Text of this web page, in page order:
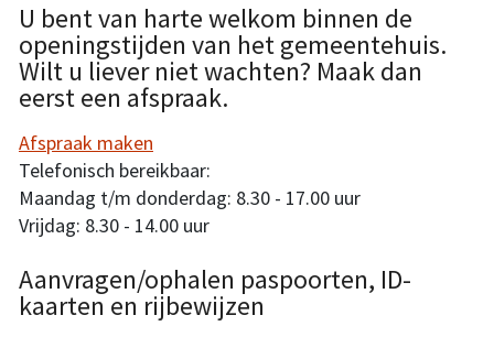
U bent van harte welkom binnen de
openingstijden van het gemeentehuis.
Wilt u liever niet wachten? Maak dan
eerst een afspraak.
Afspraak maken
Telefonisch bereikbaar:
Maandag t/m donderdag: 8.30 - 17.00 uur
Vrijdag: 8.30 - 14.00 uur
Aanvragen/ophalen paspoorten, ID-
kaarten en rijbewijzen